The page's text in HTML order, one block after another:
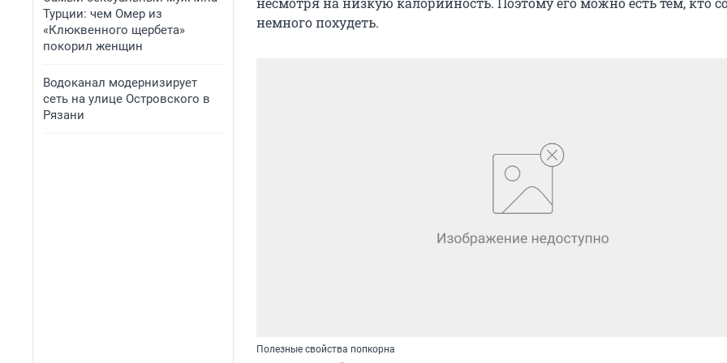
Турции: чем Омер из
«Клюквенного щербета»
покорил женщин
Водоканал модернизирует
сеть на улице Островского в
Рязани
немного похудеть.
Полезные свойства попкорна